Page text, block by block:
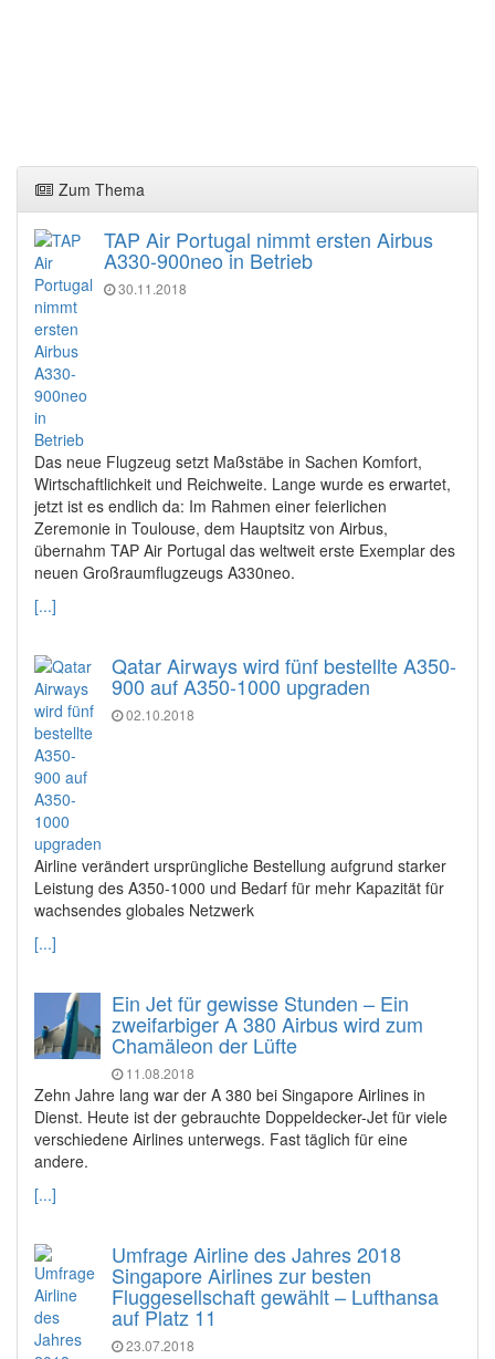
Zum Thema
TAP Air Portugal nimmt ersten Airbus
A330-900neo in Betrieb
30.11.2018
Das neue Flugzeug setzt Maßstäbe in Sachen Komfort,
Wirtschaftlichkeit und Reichweite. Lange wurde es erwartet,
jetzt ist es endlich da: Im Rahmen einer feierlichen
Zeremonie in Toulouse, dem Hauptsitz von Airbus,
übernahm TAP Air Portugal das weltweit erste Exemplar des
neuen Großraumflugzeugs A330neo.
[...]
Qatar Airways wird fünf bestellte A350-
900 auf A350-1000 upgraden
02.10.2018
Airline verändert ursprüngliche Bestellung aufgrund starker
Leistung des A350-1000 und Bedarf für mehr Kapazität für
wachsendes globales Netzwerk
[...]
Ein Jet für gewisse Stunden – Ein
zweifarbiger A 380 Airbus wird zum
Chamäleon der Lüfte
11.08.2018
Zehn Jahre lang war der A 380 bei Singapore Airlines in
Dienst. Heute ist der gebrauchte Doppeldecker-Jet für viele
verschiedene Airlines unterwegs. Fast täglich für eine
andere.
[...]
Umfrage Airline des Jahres 2018
Singapore Airlines zur besten
Fluggesellschaft gewählt – Lufthansa
auf Platz 11
23.07.2018